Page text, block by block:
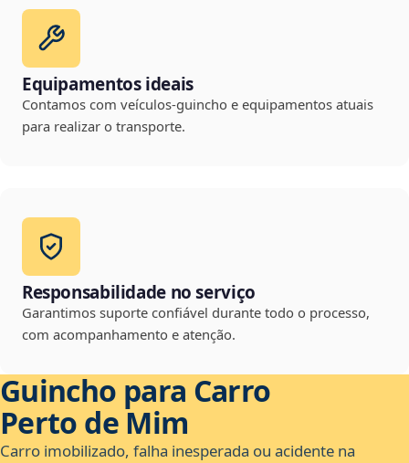
Equipamentos ideais
Contamos com veículos-guincho e equipamentos atuais
para realizar o transporte.
Responsabilidade no serviço
Garantimos suporte confiável durante todo o processo,
com acompanhamento e atenção.
Guincho para Carro
Perto de Mim
Carro imobilizado, falha inesperada ou acidente na